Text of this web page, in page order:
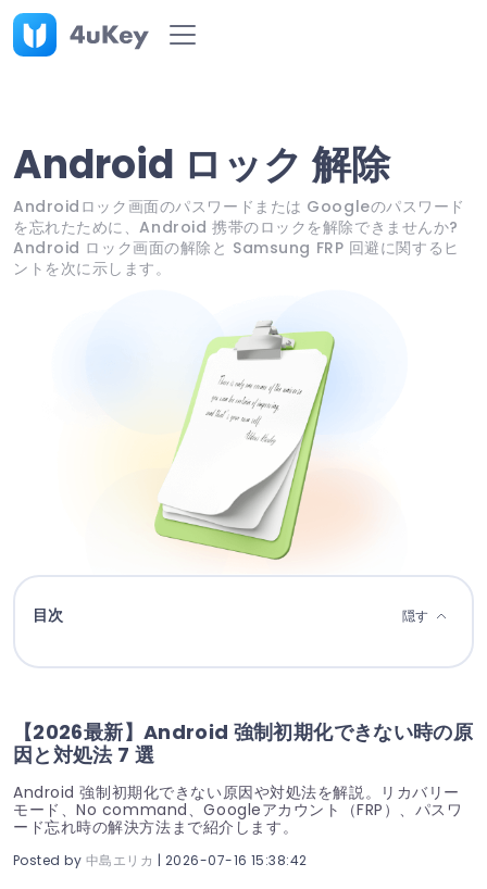
Android ロック 解除
Androidロック画面のパスワードまたは Googleのパスワード
を忘れたために、Android 携帯のロックを解除できませんか?
Android ロック画面の解除と Samsung FRP 回避に関するヒ
ントを次に示します。
目次 隠す
【2026最新】Android 強制初期化できない時の原
因と対処法 7 選
Android 強制初期化できない原因や対処法を解説。リカバリー
モード、No command、Googleアカウント（FRP）、パスワ
ード忘れ時の解決方法まで紹介します。
Posted by 中島エリカ | 2026-07-16 15:38:42